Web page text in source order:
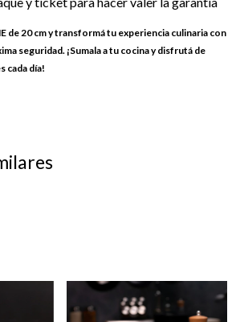
de 20 cm y transformá tu experiencia culinaria con
seguridad. ¡Sumala a tu cocina y disfrutá de
cada día!